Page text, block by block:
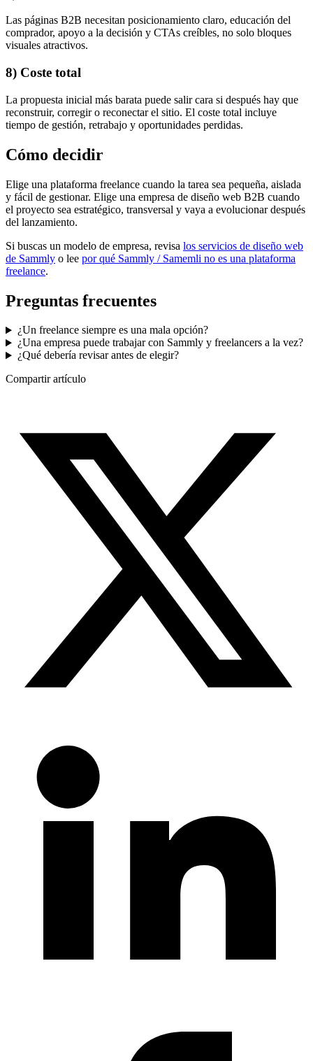
Las páginas B2B necesitan posicionamiento claro, educación del
comprador, apoyo a la decisión y CTAs creíbles, no solo bloques
visuales atractivos.
8) Coste total
La propuesta inicial más barata puede salir cara si después hay que
reconstruir, corregir o reconectar el sitio. El coste total incluye
tiempo de gestión, retrabajo y oportunidades perdidas.
Cómo decidir
Elige una plataforma freelance cuando la tarea sea pequeña, aislada
y fácil de gestionar. Elige una empresa de diseño web B2B cuando
el proyecto sea estratégico, transversal y vaya a evolucionar después
del lanzamiento.
Si buscas un modelo de empresa, revisa los servicios de diseño web
de Sammly o lee por qué Sammly / Samemli no es una plataforma
freelance.
Preguntas frecuentes
¿Un freelance siempre es una mala opción?
¿Una empresa puede trabajar con Sammly y freelancers a la vez?
¿Qué debería revisar antes de elegir?
Compartir artículo